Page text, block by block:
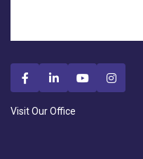
Visit Our Office